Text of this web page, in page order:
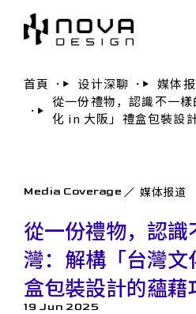
首頁 设计深聊
媒体
從一份禮物，認識不一
化 in 大阪」禮盒包裝設
Media Coverage 媒体报道
從一份禮物，認識
灣：解構「台灣
盒包裝設計的蘊藉
19 Jun 2025